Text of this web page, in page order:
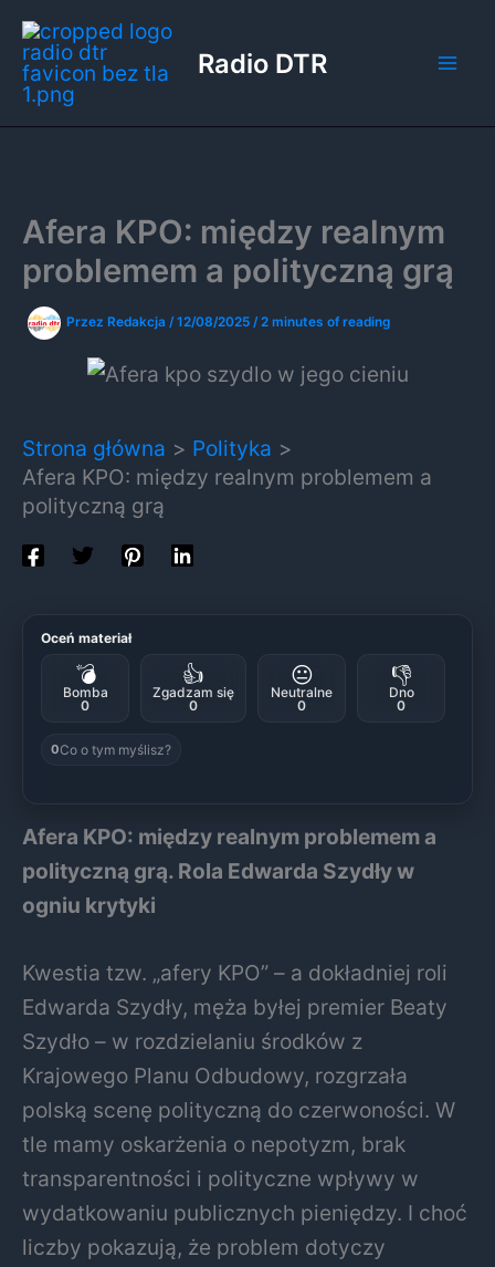
Przejdź
do
treści
Radio DTR
Afera KPO: między realnym
problemem a polityczną grą
Przez Redakcja /12/08/2025 /2 minutes of reading
Strona główna
Polityka
Afera KPO: między realnym problemem a
polityczną grą
Oceń materiał
💣
Bomba
0
👍
Zgadzam się
0
😐
Neutralne
0
👎
Dno
0
0Co o tym myślisz?
Afera KPO: między realnym problemem a
polityczną grą. Rola Edwarda Szydły w
ogniu krytyki
Kwestia tzw. „afery KPO” – a dokładniej roli
Edwarda Szydły, męża byłej premier Beaty
Szydło – w rozdzielaniu środków z
Krajowego Planu Odbudowy, rozgrzała
polską scenę polityczną do czerwoności. W
tle mamy oskarżenia o nepotyzm, brak
transparentności i polityczne wpływy w
wydatkowaniu publicznych pieniędzy. I choć
liczby pokazują, że problem dotyczy